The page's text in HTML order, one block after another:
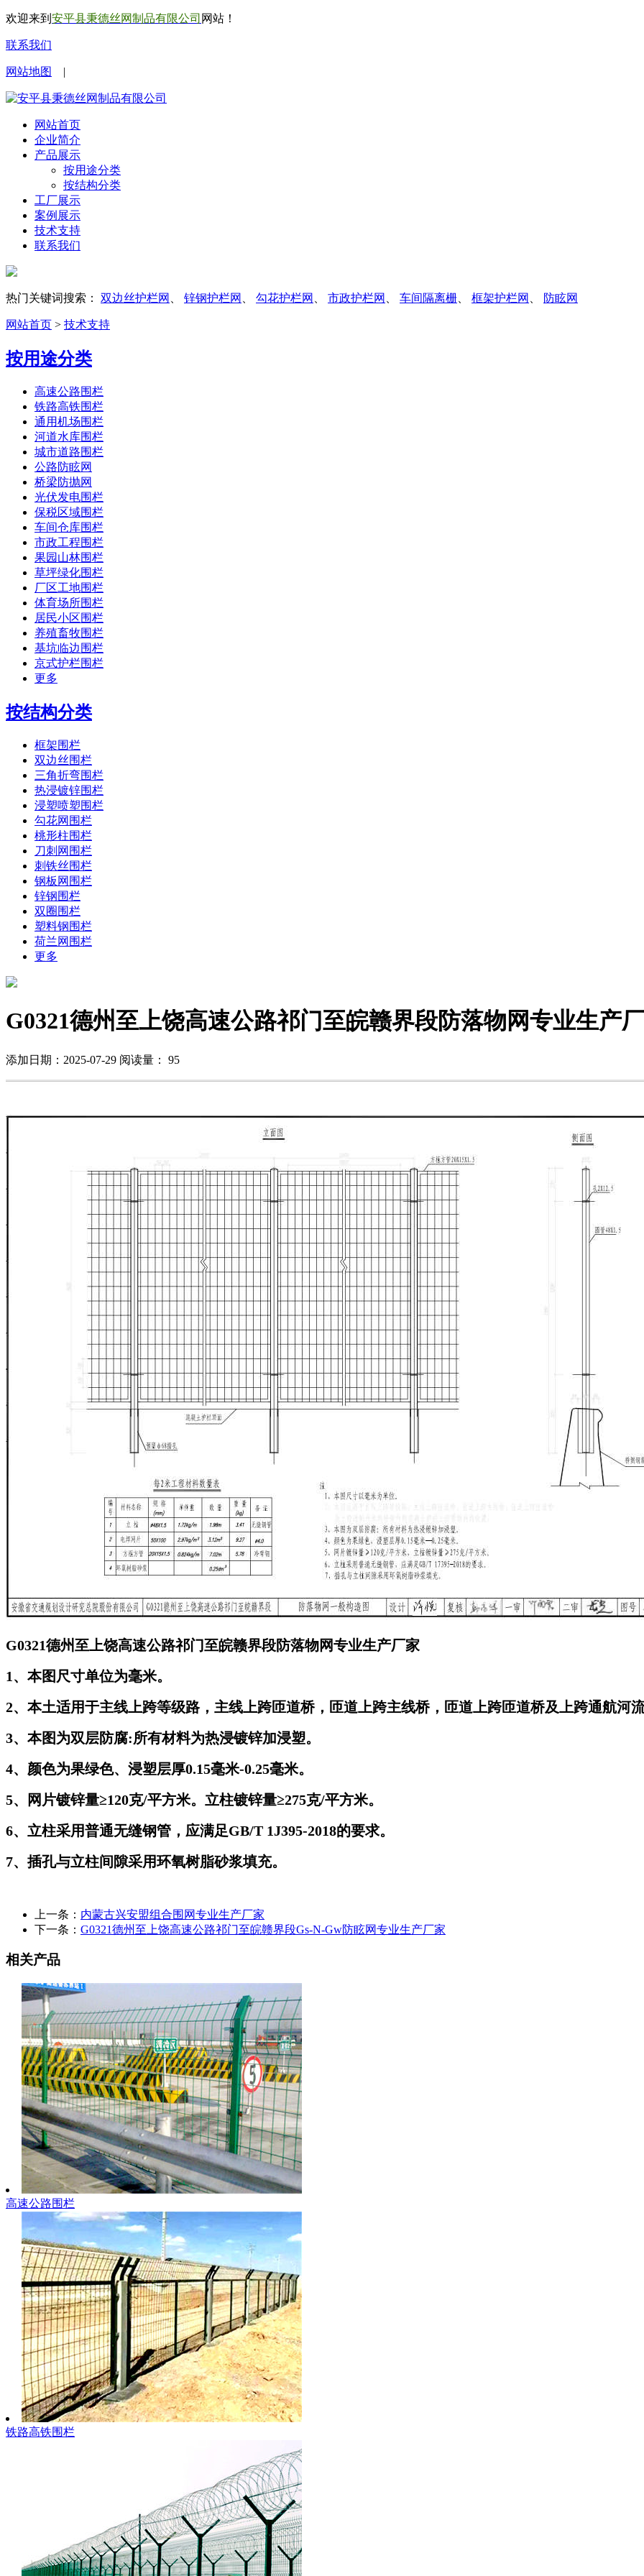
欢迎来到 安平县秉德丝网制品有限公司 网站！
联系我们
网站地图 |
网站首页
企业简介
产品展示
按用途分类
按结构分类
工厂展示
案例展示
技术支持
联系我们
热门关键词搜索： 双边丝护栏网 锌钢护栏网 勾花护栏网 市政护栏网 车间隔离栅 框架护栏网 防眩网
网站首页 > 技术支持
按用途分类
高速公路围栏
铁路高铁围栏
通用机场围栏
河道水库围栏
城市道路围栏
公路防眩网
桥梁防抛网
光伏发电围栏
保税区域围栏
车间仓库围栏
市政工程围栏
果园山林围栏
草坪绿化围栏
厂区工地围栏
体育场所围栏
居民小区围栏
养殖畜牧围栏
基坑临边围栏
京式护栏围栏
更多
按结构分类
框架围栏
双边丝围栏
三角折弯围栏
热浸镀锌围栏
浸塑喷塑围栏
勾花网围栏
桃形柱围栏
刀刺网围栏
刺铁丝围栏
钢板网围栏
锌钢围栏
双圈围栏
塑料钢围栏
荷兰网围栏
更多
G0321德州至上饶高速公路祁门至皖赣界段防落物网专业生产
添加日期：2025-07-29 阅读量： 95
G0321德州至上饶高速公路祁门至皖赣界段防落物网专业生产厂家
1、本图尺寸单位为毫米。
2、本土适用于主线上跨等级路，主线上跨匝道桥，匝道上跨主线桥，匝道上跨匝道桥及上跨通航河
3、本图为双层防腐:所有材料为热浸镀锌加浸塑。
4、颜色为果绿色、浸塑层厚0.15毫米-0.25毫米。
5、网片镀锌量≥120克/平方米。立柱镀锌量≥275克/平方米。
6、立柱采用普通无缝钢管，应满足GB/T 1J395-2018的要求。
7、插孔与立柱间隙采用环氧树脂砂浆填充。
上一条： 内蒙古兴安盟组合围网专业生产厂家
下一条： G0321德州至上饶高速公路祁门至皖赣界段Gs-N-Gw防眩网专业生产厂家
相关产品
高速公路围栏
铁路高铁围栏